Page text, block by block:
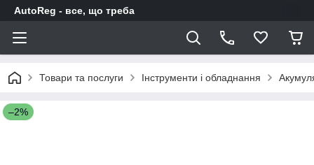
AutoReg - все, що треба
Товари та послуги Інструменти і обладнання
–2%